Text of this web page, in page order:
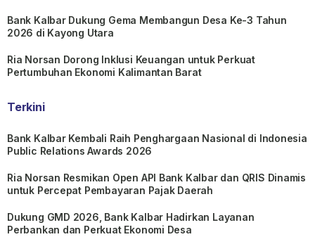
Bank Kalbar Dukung Gema Membangun Desa Ke-3 Tahun
2026 di Kayong Utara
Ria Norsan Dorong Inklusi Keuangan untuk Perkuat
Pertumbuhan Ekonomi Kalimantan Barat
Terkini
Bank Kalbar Kembali Raih Penghargaan Nasional di Indonesia
Public Relations Awards 2026
Ria Norsan Resmikan Open API Bank Kalbar dan QRIS Dinamis
untuk Percepat Pembayaran Pajak Daerah
Dukung GMD 2026, Bank Kalbar Hadirkan Layanan
Perbankan dan Perkuat Ekonomi Desa